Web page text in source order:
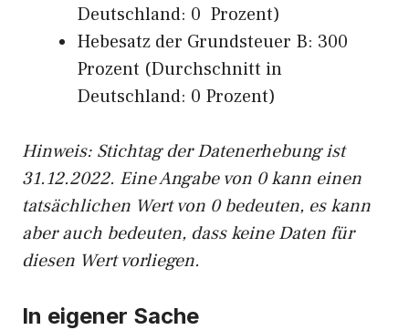
Deutschland: 0 Prozent)
Hebesatz der Grundsteuer B: 300
Prozent (Durchschnitt in
Deutschland: 0 Prozent)
Hinweis: Stichtag der Datenerhebung ist
31.12.2022. Eine Angabe von 0 kann einen
tatsächlichen Wert von 0 bedeuten, es kann
aber auch bedeuten, dass keine Daten für
diesen Wert vorliegen.
In eigener Sache